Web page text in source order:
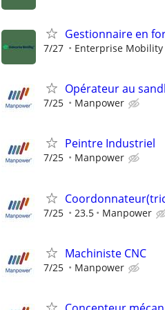
Gestionnaire en
7/27 Enterprise Mobility
Opérateur au
7/25 Manpower
Peintre Industriel
7/25 Manpower
7/25 23.5 Manpower
Machiniste CNC
7/25 Manpower